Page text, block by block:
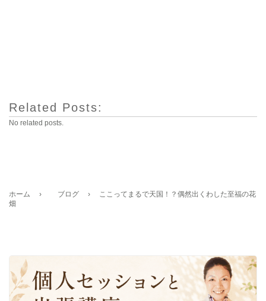
Related Posts:
No related posts.
ホーム › ブログ › ここってまるで天国！？偶然出くわした至福の花
畑